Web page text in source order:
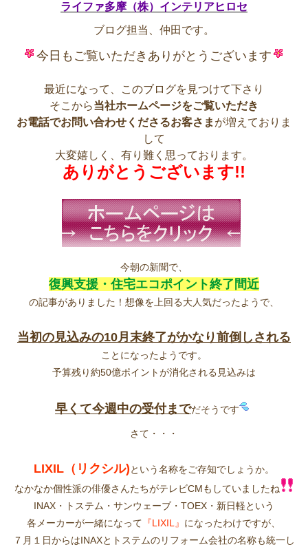
ライファ多摩（株）インテリアヒロセ
ブログ担当、仲田です。
今日もご覧いただきありがとうございます
最近になって、このブログを見つけて下さり
そこから当社ホームページをご覧いただき
お電話でお問い合わせくださるお客さま が増えておりま
して
大変嬉しく、有り難く思っております。
ありがとうございます!!
今朝の新聞で、
復興支援・住宅エコポイント終了間近
の記事がありました！想像を上回る大人気だったようで、
当初の見込みの10月末終了がかなり前倒しされる
ことになったようです。
予算残り約50億ポイントが消化される見込みは
早くて今週中の受付までだそうです
さて・・・
LIXIL（リクシル)という名称をご存知でしょうか。
なかなか個性派の俳優さんたちがテレビCMもしていましたね
INAX・トステム・サンウェーブ・TOEX・新日軽と いう
各メーカーが一緒になって 『LIXIL』 になったわけですが、
７月１日からはINAXとトステムのリフォーム会社の名称も統一し